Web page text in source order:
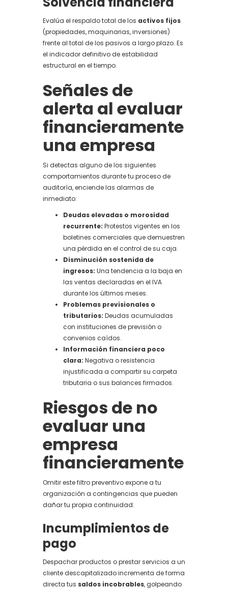
Evalúa el respaldo total de los activos fijos
(propiedades, maquinarias, inversiones)
frente al total de los pasivos a largo plazo. Es
el indicador definitivo de estabilidad
estructural en el tiempo.
Señales de
alerta al evaluar
financieramente
una empresa
Si detectas alguno de los siguientes
comportamientos durante tu proceso de
auditoría, enciende las alarmas de
inmediato:
Deudas elevadas o morosidad
recurrente: Protestos vigentes en los
boletines comerciales que demuestren
una pérdida en el control de su caja.
Disminución sostenida de
ingresos: Una tendencia a la baja en
las ventas declaradas en el IVA
durante los últimos meses.
Problemas previsionales o
tributarios: Deudas acumuladas
con instituciones de previsión o
convenios caídos.
Información financiera poco
clara: Negativa o resistencia
injustificada a compartir su carpeta
tributaria o sus balances firmados.
Riesgos de no
evaluar una
empresa
financieramente
Omitir este filtro preventivo expone a tu
organización a contingencias que pueden
dañar tu propia continuidad:
Incumplimientos de
pago
Despachar productos o prestar servicios a un
cliente descapitalizado incrementa de forma
directa tus saldos incobrables, golpeando